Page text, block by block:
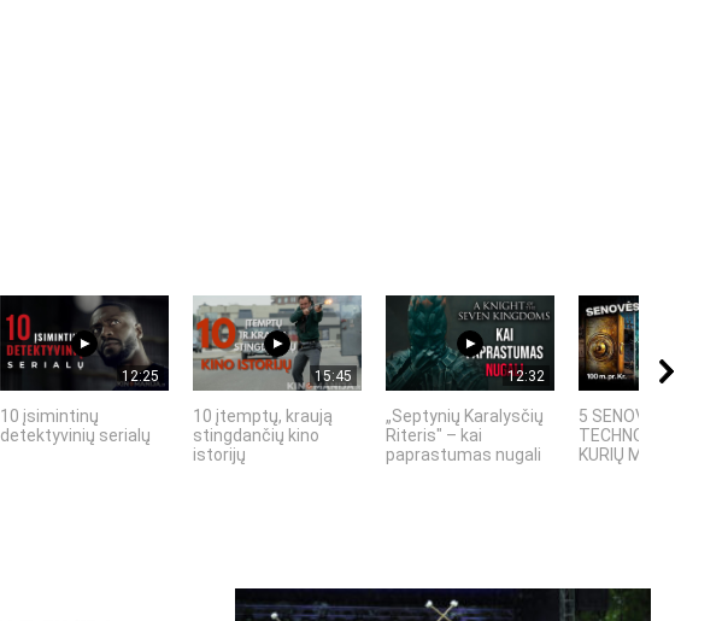
12:25
10 įsimintinų
detektyvinių serialų
15:45
10 įtemptų, kraują
stingdančių kino
istorijų
12:32
„Septynių Karalysčių
Riteris" – kai
paprastumas nugali
5 SENOVĖS
TECHNOLOGIJOS,
KURIŲ